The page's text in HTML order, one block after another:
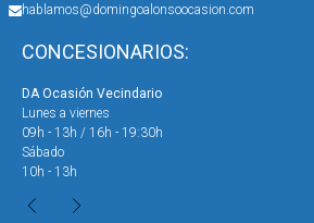
hablamos@domingoalonsoocasion.com
CONCESIONARIOS:
DA Ocasión Vecindario
Lunes a viernes
09h - 13h / 16h - 19:30h
Sábado
10h - 13h